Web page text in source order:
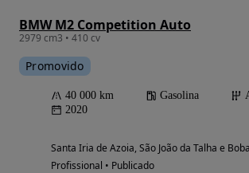
BMW M2 Competition Auto
2979 cm3 • 410 cv
Promovido
40 000 km Gasolina
2020
Santa Iria de Azoia, São João da Talha e
Profissional • Publicado